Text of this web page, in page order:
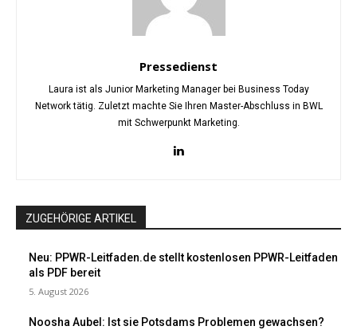
Pressedienst
Laura ist als Junior Marketing Manager bei Business Today
Network tätig. Zuletzt machte Sie Ihren Master-Abschluss in BWL
mit Schwerpunkt Marketing.
ZUGEHÖRIGE ARTIKEL
Neu: PPWR-Leitfaden.de stellt kostenlosen PPWR-Leitfaden
als PDF bereit
5. August 2026
Noosha Aubel: Ist sie Potsdams Problemen gewachsen?